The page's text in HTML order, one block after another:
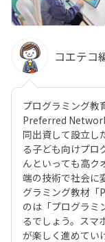
コエテコ
プログラミング教
Preferred
同出資して設立し
る子ども向けプロ
んといっても高ク
端の技術で社会に
グラミング教材
のは「プログラミ
るでしょう。スマ
が楽しく進めてい